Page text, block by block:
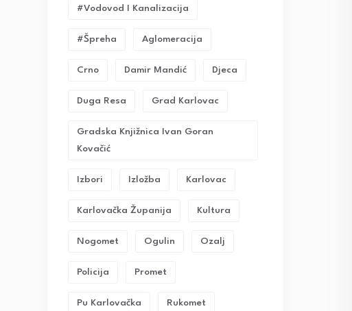
#vodovod I Kanalizacija
#Špreha Aglomeracija
Crno Damir Mandić Djeca
Duga Resa Grad Karlovac
Gradska Knjižnica Ivan Goran
Kovačić
Izbori Izložba Karlovac
Karlovačka Županija Kultura
Nogomet Ogulin Ozalj
Policija Promet
Pu Karlovačka Rukomet